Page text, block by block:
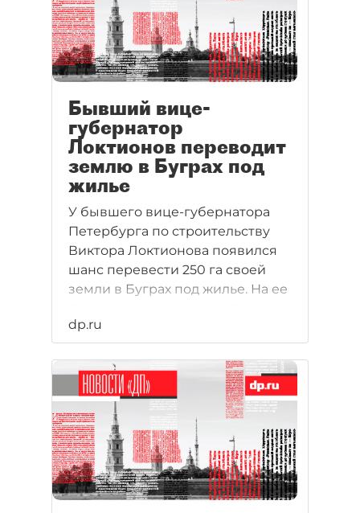
Бывший вице-
губернатор
Локтионов переводит
землю в Буграх под
жилье
У бывшего вице-губернатора
Петербурга по строительству
Виктора Локтионова появился
шанс перевести 250 га своей
земли в Буграх под жилье. На ее
заработать - подготовленной
земли, прилегающей к городу,
осталось 2 тыс. га.
dp.ru